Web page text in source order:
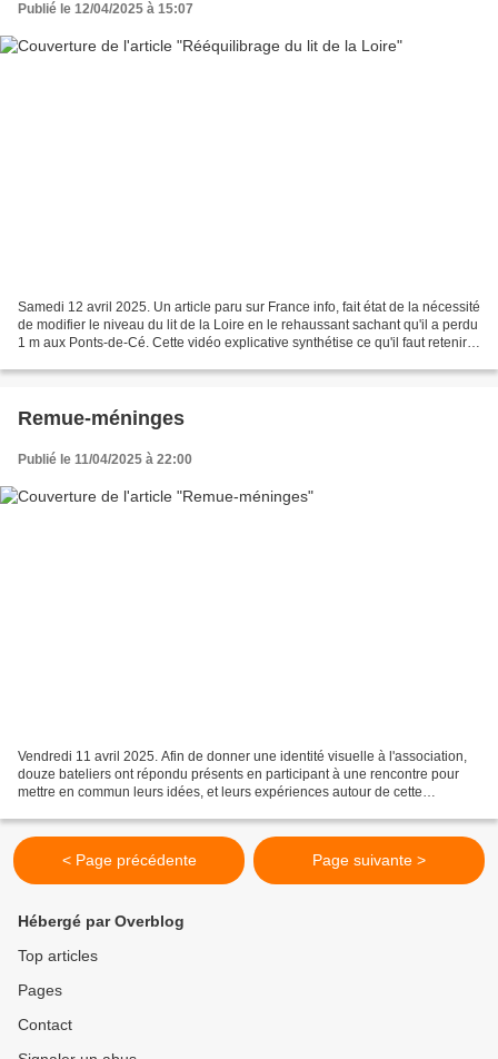
Publié le 12/04/2025 à 15:07
Samedi 12 avril 2025. Un article paru sur France info, fait état de la nécessité
de modifier le niveau du lit de la Loire en le rehaussant sachant qu'il a perdu
1 m aux Ponts-de-Cé. Cette vidéo explicative synthétise ce qu'il faut retenir.
Remue-méninges
Publié le 11/04/2025 à 22:00
Vendredi 11 avril 2025. Afin de donner une identité visuelle à l'association,
douze bateliers ont répondu présents en participant à une rencontre pour
mettre en commun leurs idées, et leurs expériences autour de cette
< Page précédente Page suivante >
Hébergé par Overblog
Top articles
Pages
Contact